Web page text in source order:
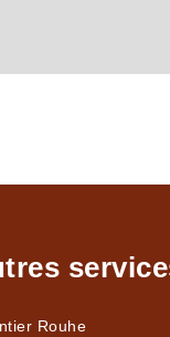
Rouhe